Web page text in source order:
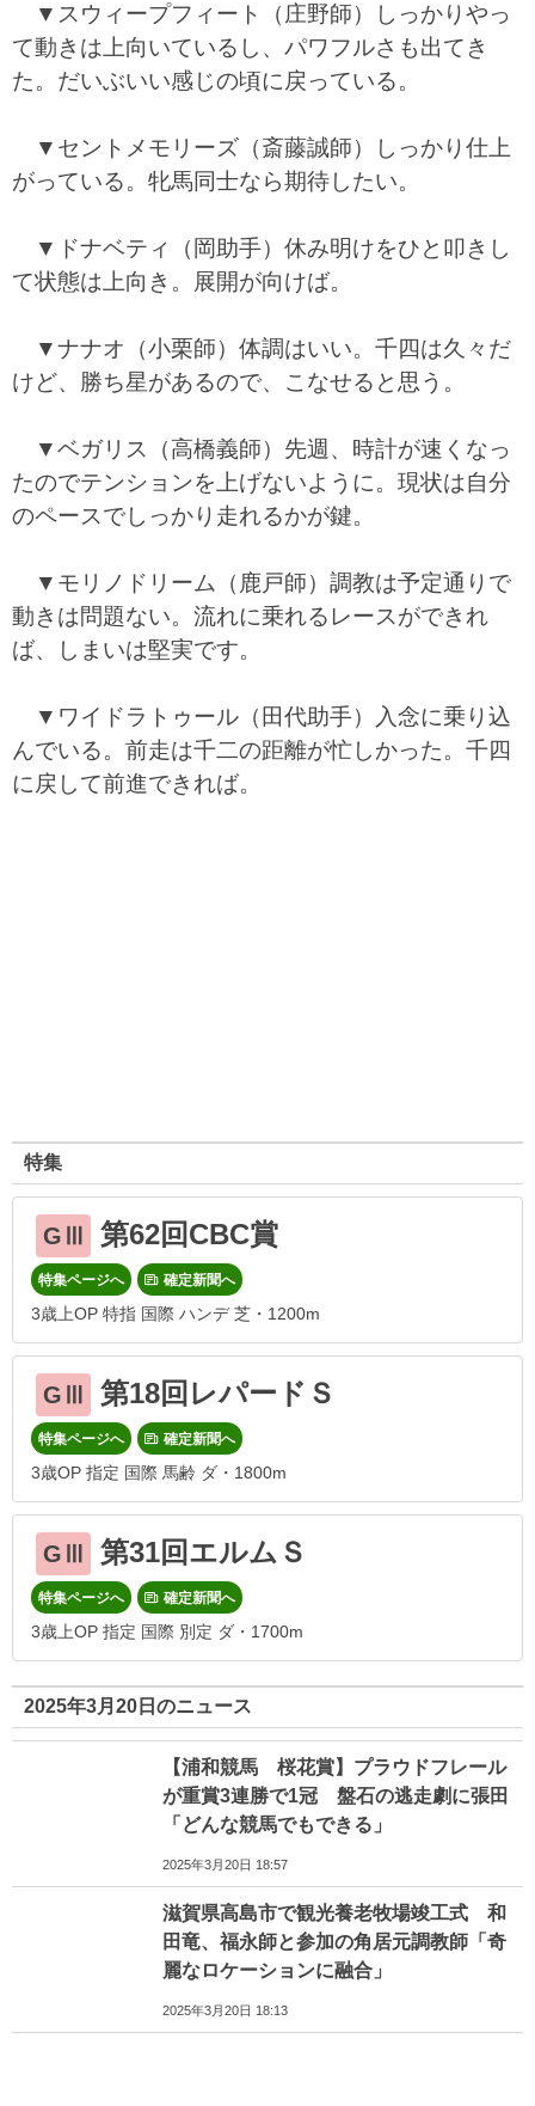
▼スウィープフィート（庄野師）しっかりやっ
て動きは上向いているし、パワフルさも出てき
た。だいぶいい感じの頃に戻っている。
▼セントメモリーズ（斎藤誠師）しっかり仕上
がっている。牝馬同士なら期待したい。
▼ドナベティ（岡助手）休み明けをひと叩きし
て状態は上向き。展開が向けば。
▼ナナオ（小栗師）体調はいい。千四は久々だ
けど、勝ち星があるので、こなせると思う。
▼ベガリス（高橋義師）先週、時計が速くなっ
たのでテンションを上げないように。現状は自分
のペースでしっかり走れるかが鍵。
▼モリノドリーム（鹿戸師）調教は予定通りで
動きは問題ない。流れに乗れるレースができれ
ば、しまいは堅実です。
▼ワイドラトゥール（田代助手）入念に乗り込
んでいる。前走は千二の距離が忙しかった。千四
に戻して前進できれば。
特集
GⅢ 第62回CBC賞
特集ページへ 確定新聞へ
3歳上OP 特指 国際 ハンデ 芝・1200m
GⅢ 第18回レパードＳ
特集ページへ 確定新聞へ
3歳OP 指定 国際 馬齢 ダ・1800m
GⅢ 第31回エルムＳ
特集ページへ 確定新聞へ
3歳上OP 指定 国際 別定 ダ・1700m
2025年3月20日のニュース
【浦和競馬 桜花賞】プラウドフレール
が重賞3連勝で1冠 盤石の逃走劇に張田
「どんな競馬でもできる」
2025年3月20日 18:57
滋賀県高島市で観光養老牧場竣工式 和
田竜、福永師と参加の角居元調教師「奇
麗なロケーションに融合」
2025年3月20日 18:13